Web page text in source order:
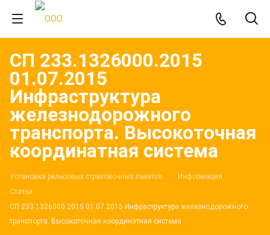
СП 233.1326000.2015
01.07.2015
Инфраструктура
железнодорожного
транспорта. Высокоточная
координатная система
Установка рельсовых страховочных пакетов.
Информация
Статьи
СП 233.1326000.2015 01.07.2015 Инфраструктура железнодорожного
транспорта. Высокоточная координатная система